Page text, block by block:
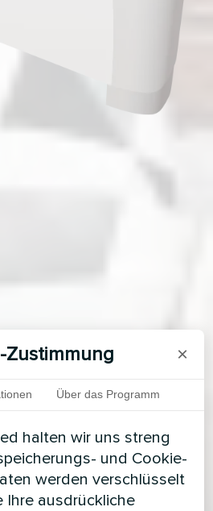
Zustimmung ×
Über das Programm
halten wir uns streng
und Cookie-
werden verschlüsselt
Ihre ausdrückliche